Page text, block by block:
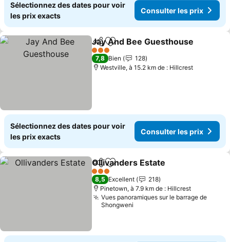
Sélectionnez des dates pour voir
les prix exacts
Consulter les prix
PartagerAjouter à mes favoris
Jay And Bee Guesthouse
3 Étoiles
7,8 Bien
128
Westville, à 15.2 km de : Hillcrest
Sélectionnez des dates pour voir
les prix exacts
Consulter les prix
PartagerAjouter à mes favoris
Ollivanders Estate
3 Étoiles
8,5 Excellent
218
Pinetown, à 7.9 km de : Hillcrest
Vues panoramiques sur le barrage de
Shongweni